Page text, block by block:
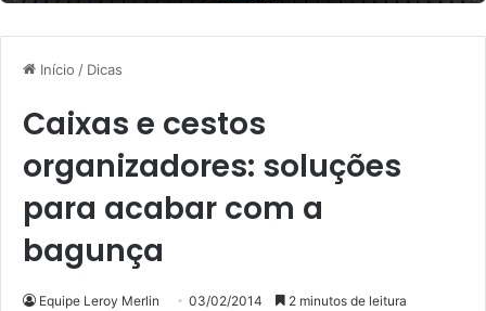
Início / Dicas
Caixas e cestos
organizadores: soluções
para acabar com a
bagunça
Equipe Leroy Merlin 03/02/2014 2 minutos de leitura